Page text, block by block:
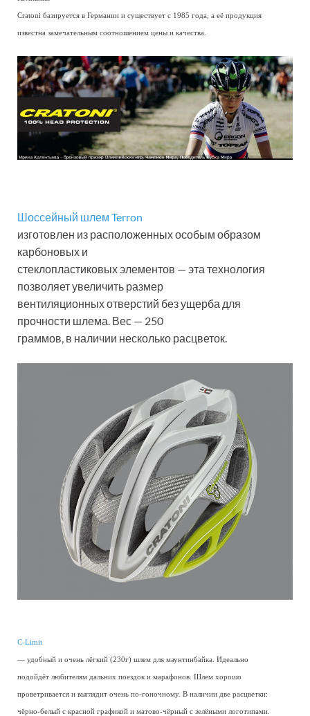
Cratoni базируется в Германии и существует с 1985 года, а её продукция
известна замечательным соотношением цены и качества.
Шоссейный шлем Terron
изготовлен из расположенных особым образом
карбоновых и
стеклопластиковых элементов — эта технология
позволяет увеличить размер
вентиляционных отверстий без ущерба для
прочности шлема. Вес — 250
граммов, в наличии несколько расцветок.
C-Limit
— удобный и очень лёгкий (230г) шлем для маунтинбайка. Идеально
подойдёт любителям дальних поездок и марафонов. Шлем хорошо
проветривается и выглядит очень по-гоночному. В наличии две расцветки:
чёрно-белый с красной графикой и матово-чёрный с зелёными логотипами.